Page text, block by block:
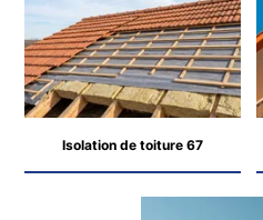
Isolation de toiture 67